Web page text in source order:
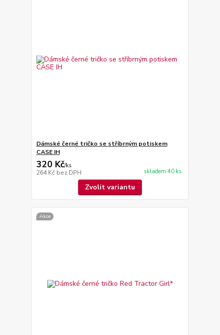
Dámské černé tričko se stříbrným potiskem
CASE IH
320 Kč/ks
264 Kč bez DPH skladem 40 ks
Zvolit variantu
Akce